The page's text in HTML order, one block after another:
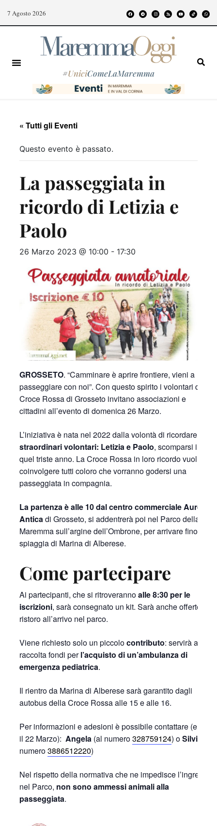
7 Agosto 2026
#UniciComeLaMaremma
« Tutti gli Eventi
Questo evento è passato.
La passeggiata in
ricordo di Letizia e
Paolo
26 Marzo 2023 @ 10:00 - 17:30
GROSSETO. “Camminare è aprire frontiere, vieni a
passeggiare con noi”. Con questo spirito i volontari della
Croce Rossa di Grosseto invitano associazioni e
cittadini all’evento di domenica 26 Marzo.
L’iniziativa è nata nel 2022 dalla volontà di ricordare
straordinari volontari: Letizia e Paolo, scomparsi in
quel triste anno. La Croce Rossa in loro ricordo vuol
coinvolgere tutti coloro che vorranno godersi una
passeggiata in compagnia.
La partenza è alle 10 dal centro commerciale Aurelia
Anticadi Grosseto, si addentrerà poi nel Parco della
Maremma sull’argine dell’Ombrone, per arrivare fino alla
spiaggia di Marina di Alberese.
Come partecipare
Ai partecipanti, che si ritroverannoalle 8:30 per le
iscrizioni, sarà consegnato un kit. Sarà anche offerto un
ristoro all’arrivo nel parco.
Viene richiesto solo un piccolocontributo: servirà alla
raccolta fondi perl’acquisto di un’ambulanza di
emergenza pediatrica.
Il rientro da Marina di Alberese sarà garantito dagli
autobus della Croce Rossa alle 15 e alle 16.
Per informazioni e adesioni è possibile contattare (entro
il 22 Marzo): Angela (al numero328759124) oSilvia
numero3886512220)
Nel rispetto della normativa che ne impedisce l’ingresso
nel Parco, non sono ammessi animali alla
passeggiata.